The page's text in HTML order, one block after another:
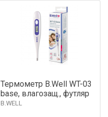
Термометр B.Well WT-03
base, влагозащ., футляр
B.WELL